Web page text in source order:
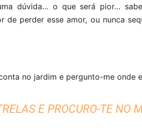
dúvida… o que será pior…
de perder esse amor, ou nunca
no jardim e pergunto-me onde
E PROCURO-TE NO